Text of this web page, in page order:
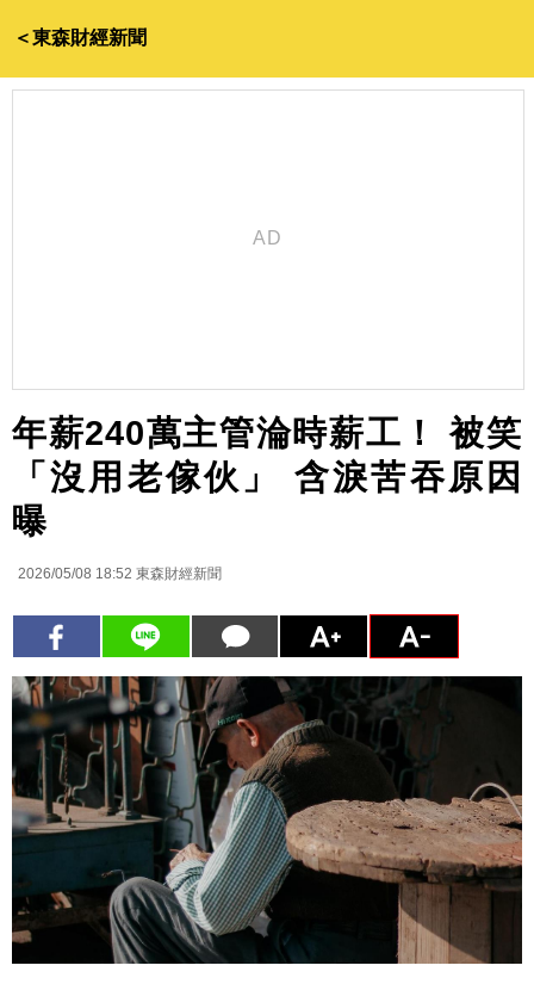
＜東森財經新聞
年薪240萬主管淪時薪工！ 被笑
「沒用老傢伙」 含淚苦吞原因
曝
2026/05/08 18:52 東森財經新聞